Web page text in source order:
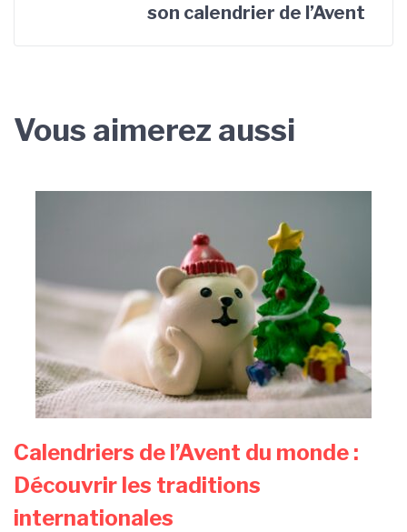
son calendrier de l’Avent
Vous aimerez aussi
Calendriers de l’Avent du monde :
Découvrir les traditions
internationales